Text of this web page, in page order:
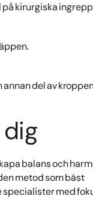
kirurgiska ingrepp
del av
balans och
metod som bäst
specialister med